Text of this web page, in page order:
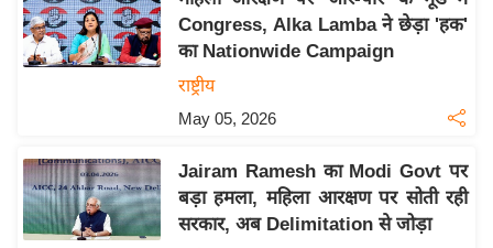
ब
ज
क्रि
के
ट
Congress, Alka Lamba ने छेड़ा 'हक'
का Nationwide Campaign
राष्ट्रीय
May 05, 2026
Jairam Ramesh का Modi Govt पर
बड़ा हमला, महिला आरक्षण पर सोती रही
सरकार, अब Delimitation से जोड़ा